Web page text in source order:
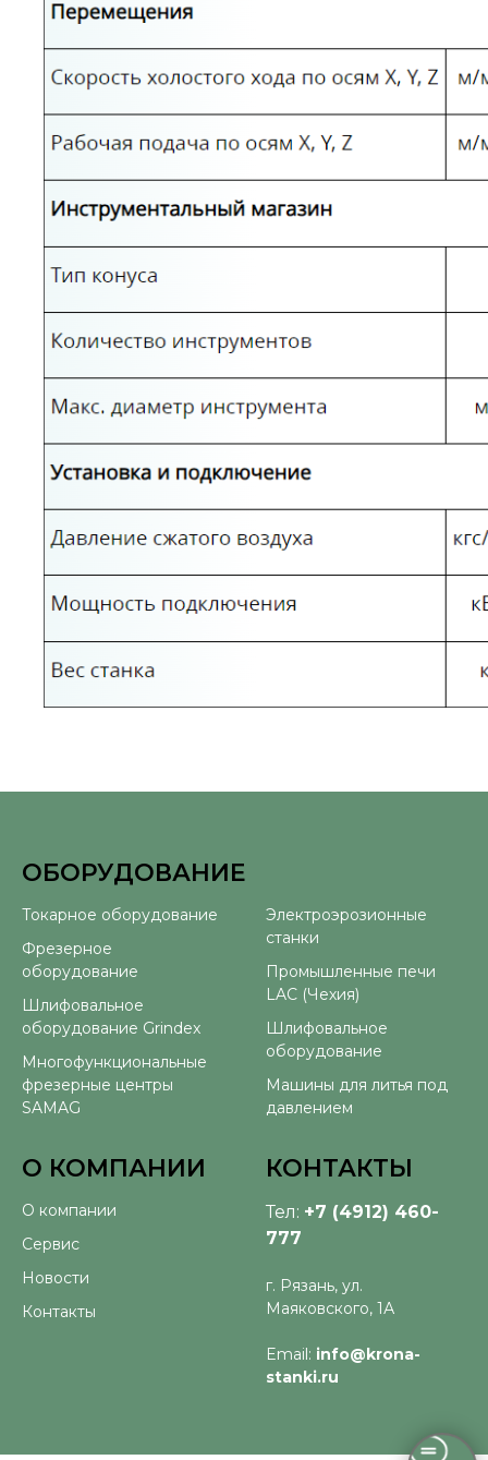
ОБОРУДОВАНИЕ
Токарное оборудование
Фрезерное
оборудование
Шлифовальное
оборудование Grindex
Многофункциональные
фрезерные центры
SAMAG
Электроэрозионные
станки
Промышленные печи
LAC (Чехия)
Шлифовальное
оборудование
Машины для литья под
давлением
О КОМПАНИИ
О компании
Сервис
Новости
Контакты
КОНТАКТЫ
Тел: +7 (4912) 460-
777
г. Рязань, ул.
Маяковского, 1А
Email: info@krona-
stanki.ru